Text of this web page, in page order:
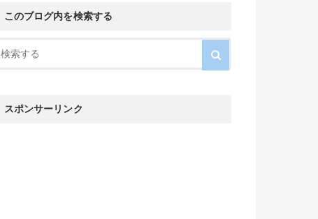
このブログ内を検索する
スポンサーリンク